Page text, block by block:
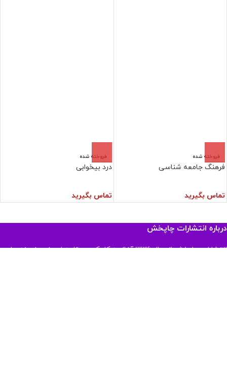
فروخته شده
فرهنگ جامعه شناسی
تماس بگیرید
فروخته شده
درد بیخوابی
تماس بگیرید
درباره انتشارات چاپخش
انتشارات چاپخش از سال ۱۳۳۶ آغاز به کار کرده و تا به امروز در زمینه هایی